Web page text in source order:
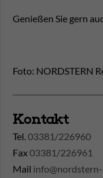
Genießen Sie gern
Foto: NORDSTERN
Kontakt
Tel. 03381/226960
Fax03381/226961
Mail